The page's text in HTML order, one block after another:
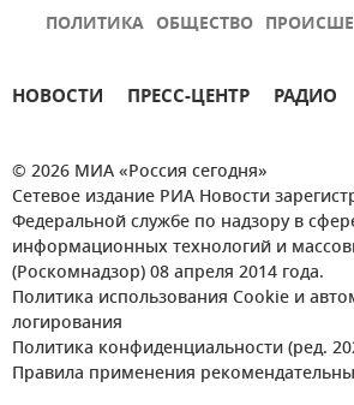
ПОЛИТИКА ОБЩЕСТВО
НОВОСТИ ПРЕСС-ЦЕНТР РАДИО
© 2026 МИА «Россия сегодня»
Сетевое издание РИА Новости
Федеральной службе по надзору в
информационных технологий и
(Роскомнадзор) 08 апреля 2014 года.
Политика использования Cookie и
логирования
Политика конфиденциальности (ред.
Правила применения